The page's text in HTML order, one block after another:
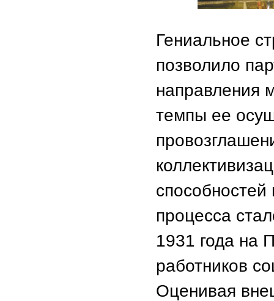
Гениальное
позволило
направления
темпы ее
способностей
процесса
1931 года на
работников
Оценивая